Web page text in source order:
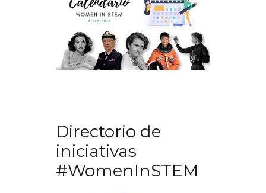
Directorio de
iniciativas
#WomenInSTEM